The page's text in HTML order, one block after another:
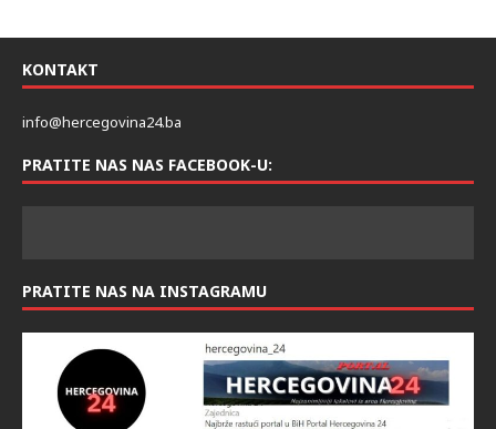
KONTAKT
info@hercegovina24.ba
PRATITE NAS NAS FACEBOOK-U:
PRATITE NAS NA INSTAGRAMU